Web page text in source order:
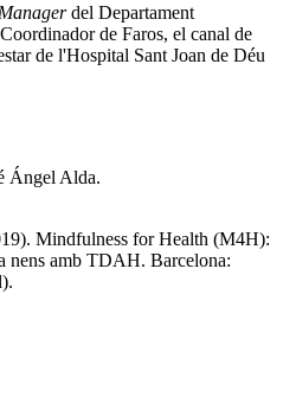
del Departament
de Faros, el canal de
de l'Hospital Sant Joan de Déu
Ángel Alda.
Mindfulness for Health (M4H):
nens amb TDAH. Barcelona: